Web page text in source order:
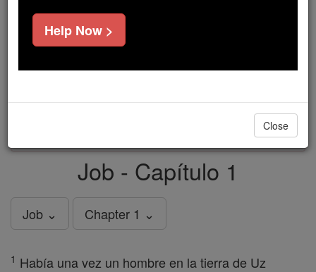
tools serving over
families worldwide. Our founders, now in their 70's,
and keep Catholic education free for all. Stand with us
Job - Capítulo 1
Job ⌄ Chapter 1 ⌄
1 Había una vez un hombre en la tierra de Uz
Help Now >
Close